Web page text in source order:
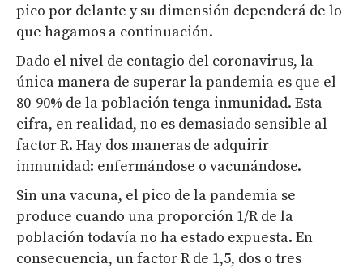
pico por delante y su dimensión dependerá de lo
que hagamos a continuación.
Dado el nivel de contagio del coronavirus, la
única manera de superar la pandemia es que el
80-90% de la población tenga inmunidad. Esta
cifra, en realidad, no es demasiado sensible al
factor R. Hay dos maneras de adquirir
inmunidad: enfermándose o vacunándose.
Sin una vacuna, el pico de la pandemia se
produce cuando una proporción 1/R de la
población todavía no ha estado expuesta. En
consecuencia, un factor R de 1,5, dos o tres